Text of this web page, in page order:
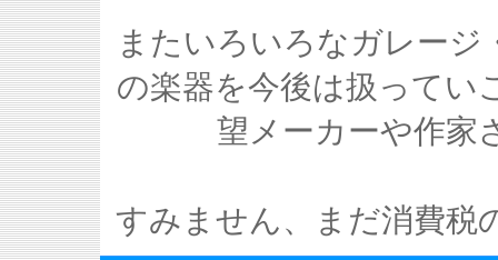
またいろいろなガレージ
の楽器を今後は扱ってい
望メーカーや作家
すみません、まだ消費税